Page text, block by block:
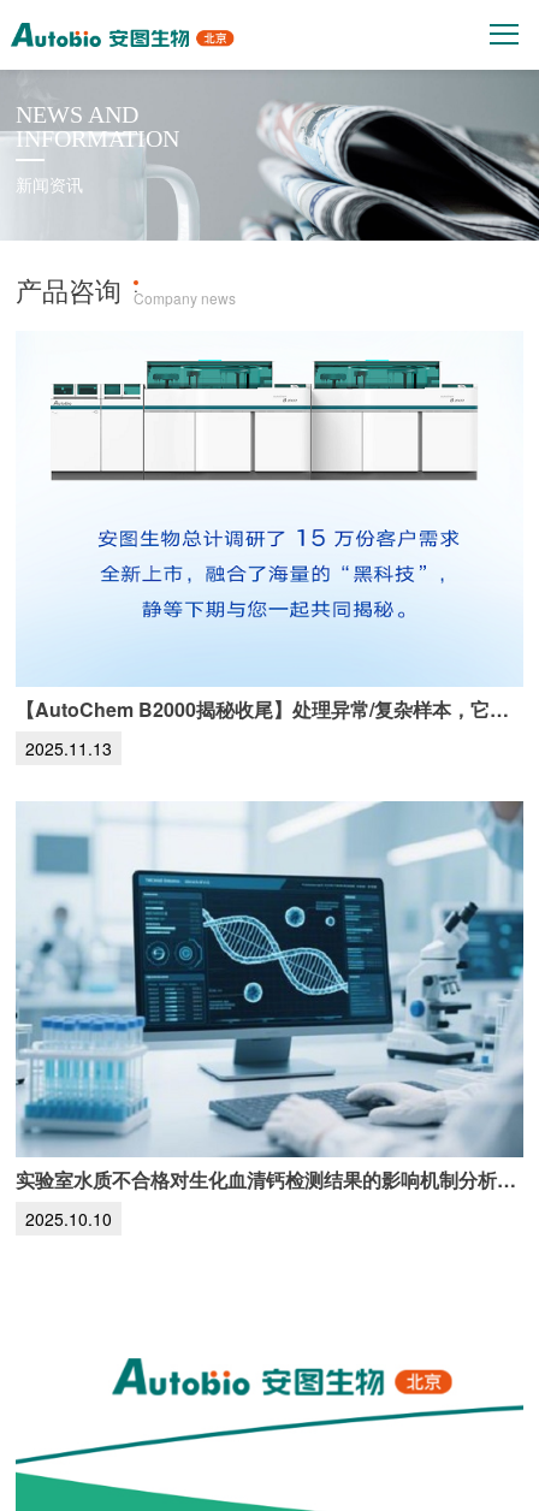
NEWS AND
INFORMATION
新闻资讯
产品咨询 ·Company news
【AutoChem B2000揭秘收尾】处理异常/复杂样本，它这样做！
2025.11.13
实验室水质不合格对生化血清钙检测结果的影响机制分析及解决方案
2025.10.10